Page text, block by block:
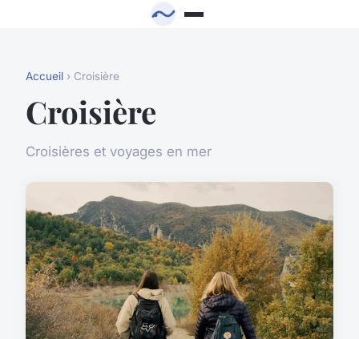
Accueil › Croisière
Croisière
Croisières et voyages en mer